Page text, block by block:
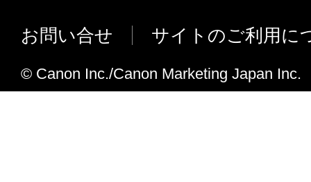
お問い合せ サイトのご利用に
© Canon Inc./Canon Marketing Japan Inc.